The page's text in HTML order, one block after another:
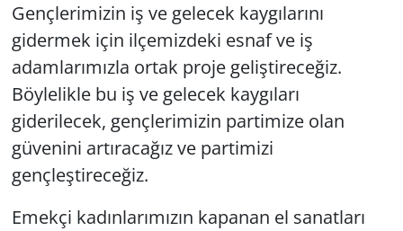
Gençlerimizin iş ve gelecek kaygılarını
gidermek için ilçemizdeki esnaf ve iş
adamlarımızla ortak proje geliştireceğiz.
Böylelikle bu iş ve gelecek kaygıları
giderilecek, gençlerimizin partimize olan
güvenini artıracağız ve partimizi
gençleştireceğiz.
Emekçi kadınlarımızın kapanan el sanatları